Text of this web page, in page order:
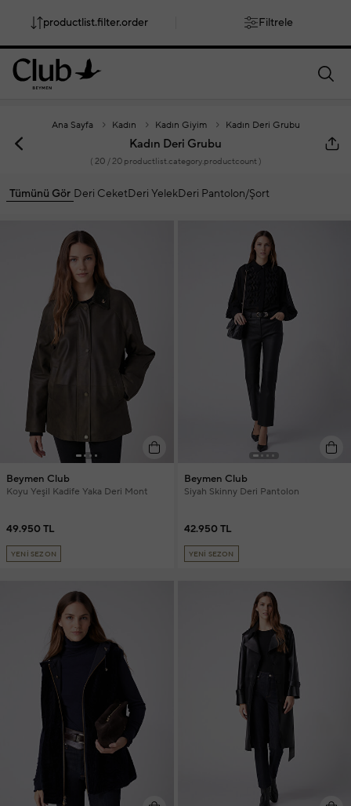
smartbanner.popup.text smartbanner.popup.buttontext
Ana Sayfa Kadın Kadın Giyim Kadın Deri Grubu
Kadın Deri Grubu
( 20 / 20 productlist.category.productcount )
Deri CeketDeri YelekDeri Pantolon/Şort
Tümünü Gör
productlist.filter.order Filtrele
Beymen Club
Koyu Yeşil Kadife Yaka Deri Mont
49.950 TL
YENİ SEZON
Beymen Club
Siyah Skinny Deri Pantolon
42.950 TL
YENİ SEZON